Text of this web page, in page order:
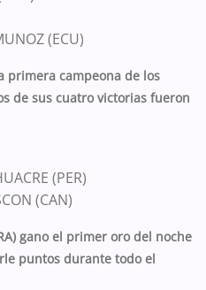
(ECU)
primera campeona de los
de sus cuatro victorias fueron
(PER)
(CAN)
gano el primer oro del noche
puntos durante todo el